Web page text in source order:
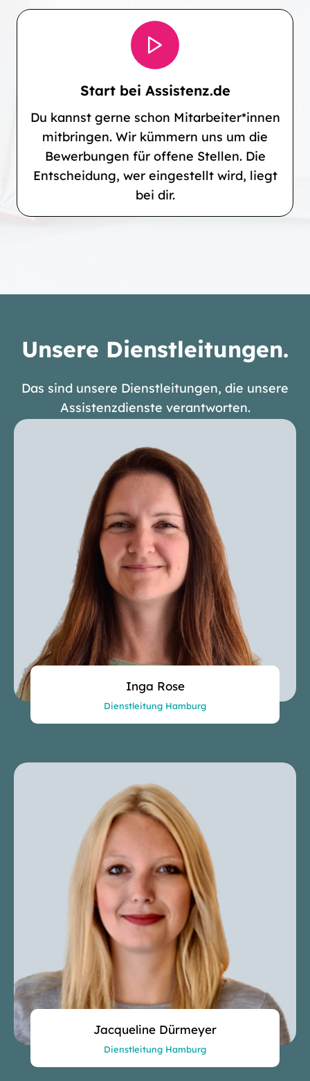
Start bei Assistenz.de
Du kannst gerne schon Mitarbeiter*innen
mitbringen. Wir kümmern uns um die
Bewerbungen für offene Stellen. Die
Entscheidung, wer eingestellt wird, liegt
bei dir.
Unsere Dienstleitungen.
Das sind unsere Dienstleitungen, die unsere
Assistenzdienste verantworten.
Inga Rose
Dienstleitung Hamburg
Jacqueline Dürmeyer
Dienstleitung Hamburg